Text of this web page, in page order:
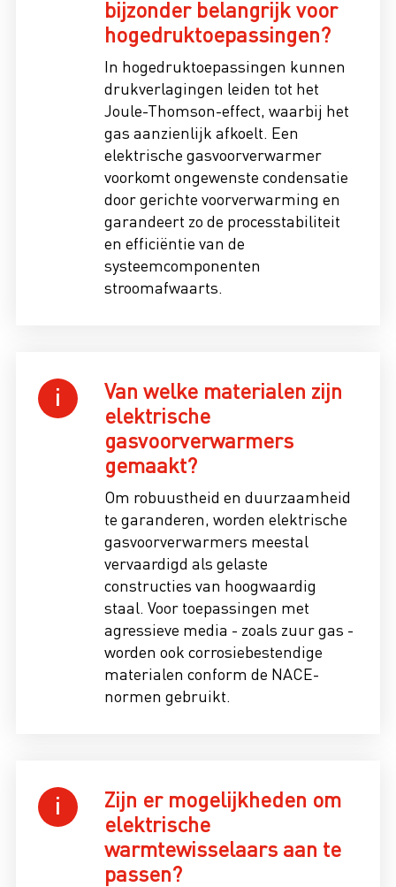
bijzonder belangrijk voor
hogedruktoepassingen?
In hogedruktoepassingen kunnen
drukverlagingen leiden tot het
Joule-Thomson-effect, waarbij het
gas aanzienlijk afkoelt. Een
elektrische gasvoorverwarmer
voorkomt ongewenste condensatie
door gerichte voorverwarming en
garandeert zo de processtabiliteit
en efficiëntie van de
systeemcomponenten
stroomafwaarts.
Van welke materialen zijn
elektrische
gasvoorverwarmers
gemaakt?
Om robuustheid en duurzaamheid
te garanderen, worden elektrische
gasvoorverwarmers meestal
vervaardigd als gelaste
constructies van hoogwaardig
staal. Voor toepassingen met
agressieve media - zoals zuur gas -
worden ook corrosiebestendige
materialen conform de NACE-
normen gebruikt.
Zijn er mogelijkheden om
elektrische
warmtewisselaars aan te
passen?